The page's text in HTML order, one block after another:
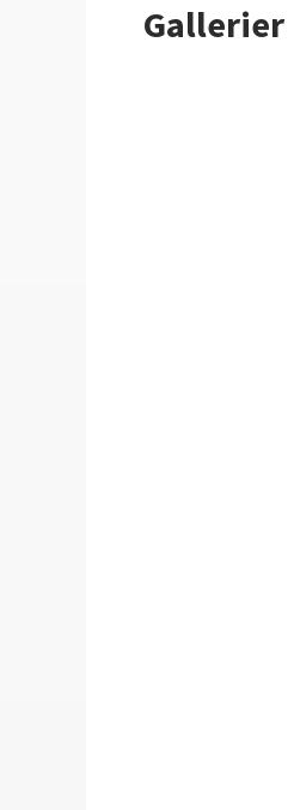
Gallerier